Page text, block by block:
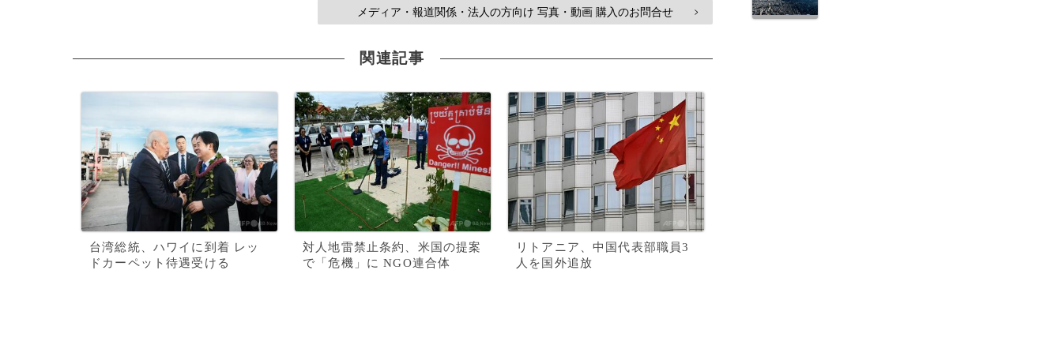
メディア・報道関係・法人の方向け 写真・動画 購入のお問合せ >
関連記事
台湾総統、ハワイに到着 レッ
ドカーペット待遇受ける
対人地雷禁止条約、米国の提案
で「危機」に NGO連合体
リトアニア、中国代表部職員3
人を国外追放